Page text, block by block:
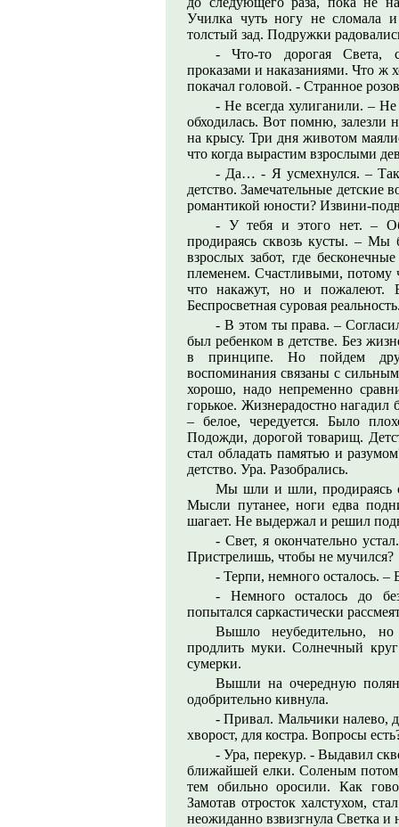
Училка чуть ногу не сломала
толстый зад. Подружки
- Что-то дорогая Света,
проказами и наказаниями. Что ж
покачал головой. - Странное
- Не всегда хулиганили. – Не
обходилась. Вот помню, залезли
на крысу. Три дня животом
что когда вырастим взрослыми
- Да… - Я усмехнулся. – Так
детство. Замечательные
романтикой юности? Извини-
- У тебя и этого нет. –
продираясь сквозь кусты. –
взрослых забот, где
племенем. Счастливыми, потому
что накажут, но и пожалеют.
Беспросветная суровая
- В этом ты права. –
был ребенком в детстве. Без
в принципе. Но пойдем
воспоминания связаны с
хорошо, надо непременно
горькое. Жизнерадостно
– белое, чередуется. Было
Подожди, дорогой товарищ.
стал обладать памятью и
детство. Ура. Разобрались.
Мы шли и шли, продираясь
Мысли путанее, ноги едва
шагает. Не выдержал и решил
- Свет, я окончательно
Пристрелишь, чтобы не мучился?
- Терпи, немного осталось. –
- Немного осталось до
попытался саркастически
Вышло неубедительно,
продлить муки. Солнечный
сумерки.
Вышли на очередную
одобрительно кивнула.
- Привал. Мальчики налево,
хворост, для костра. Вопросы
- Ура, перекур. - Выдавил
ближайшей елки. Соленым
тем обильно оросили. Как
Замотав отросток халстухом,
неожиданно взвизгнула Светка и